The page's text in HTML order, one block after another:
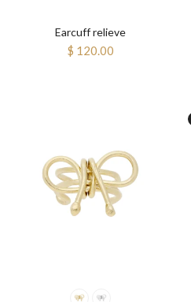
Earcuff relieve
$ 120.00